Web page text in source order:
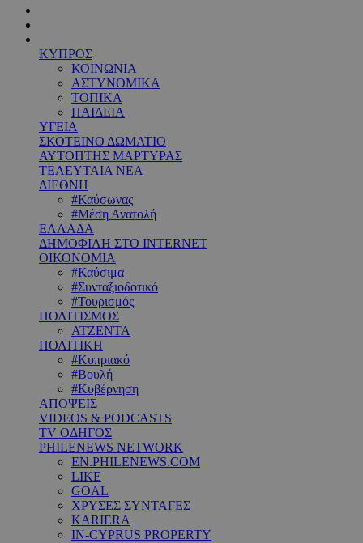
ΚΥΠΡΟΣ
ΚΟΙΝΩΝΙΑ
ΑΣΤΥΝΟΜΙΚΑ
ΤΟΠΙΚΑ
ΠΑΙΔΕΙΑ
ΥΓΕΙΑ
ΣΚΟΤΕΙΝΟ ΔΩΜΑΤΙΟ
ΑΥΤΟΠΤΗΣ ΜΑΡΤΥΡΑΣ
ΤΕΛΕΥΤΑΙΑ ΝΕΑ
ΔΙΕΘΝΗ
#Καύσωνας
#Μέση Ανατολή
ΕΛΛΑΔΑ
ΔΗΜΟΦΙΛΗ ΣΤΟ INTERNET
ΟΙΚΟΝΟΜΙΑ
#Καύσιμα
#Συνταξιοδοτικό
#Τουρισμός
ΠΟΛΙΤΙΣΜΟΣ
ΑΤΖΕΝΤΑ
ΠΟΛΙΤΙΚΗ
#Κυπριακό
#Βουλή
#Κυβέρνηση
ΑΠΟΨΕΙΣ
VIDEOS & PODCASTS
TV ΟΔΗΓΟΣ
PHILENEWS NETWORK
EN.PHILENEWS.COM
LIKE
GOAL
ΧΡΥΣΕΣ ΣΥΝΤΑΓΕΣ
KARIERA
IN-CYPRUS PROPERTY